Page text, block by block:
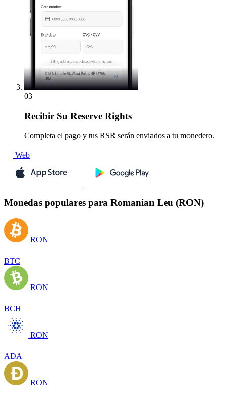
03
Recibir Su Reserve Rights
Completa el pago y tus RSR serán enviados a tu monedero.
Web
Monedas populares para Romanian Leu (RON)
RON
BTC
RON
BCH
RON
ADA
RON